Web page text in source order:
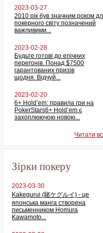
2023-03-27
2010 рік був значним роком
покерного світу позначений
важливими...
2023-02-28
Будьте готові до епічних
перегонів. Понад $7500
гарантованих призів
щодня. Відчуй...
2023-02-20
6+ Hold’em: правила гри на
PokerStars6+ Hold’em є
захоплюючою новою...
Читати
Зірки покеру
2023-03-30
Kakegurui (賭ケグルイ) - це
японська манга створена
письменником Homura
Kawamoto...